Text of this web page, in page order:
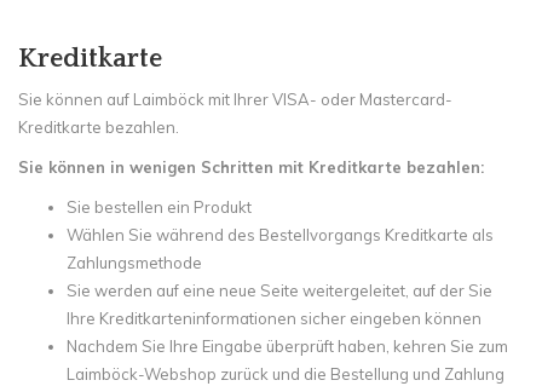
Kreditkarte
Sie können auf Laimböck mit Ihrer VISA- oder Mastercard-
Kreditkarte bezahlen.
Sie können in wenigen Schritten mit Kreditkarte bezahlen:
Sie bestellen ein Produkt
Wählen Sie während des Bestellvorgangs Kreditkarte als
Zahlungsmethode
Sie werden auf eine neue Seite weitergeleitet, auf der Sie
Ihre Kreditkarteninformationen sicher eingeben können
Nachdem Sie Ihre Eingabe überprüft haben, kehren Sie zum
Laimböck-Webshop zurück und die Bestellung und Zahlung